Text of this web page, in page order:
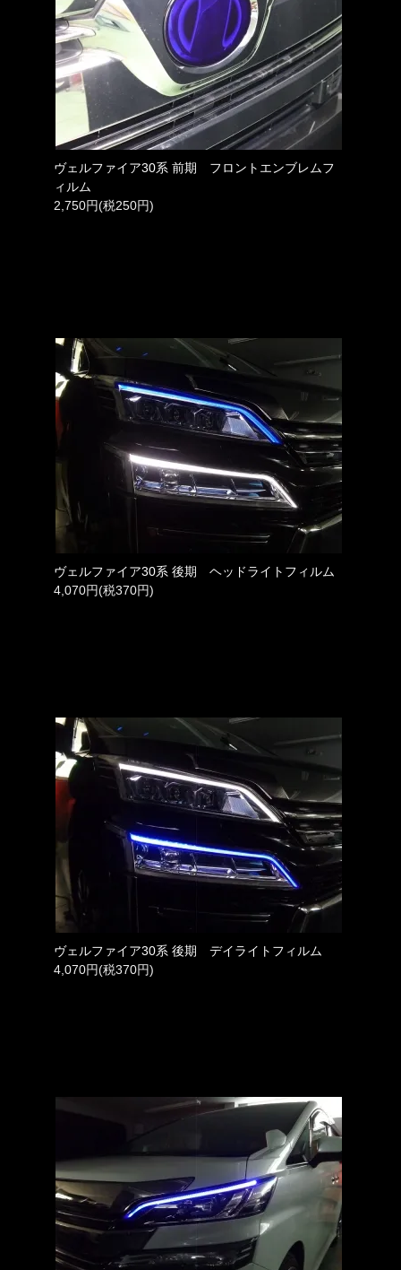
ヴェルファイア30系 前期 フロントエンブレムフ
ィルム
2,750円(税250円)
ヴェルファイア30系 後期 ヘッドライトフィルム
4,070円(税370円)
ヴェルファイア30系 後期 デイライトフィルム
4,070円(税370円)